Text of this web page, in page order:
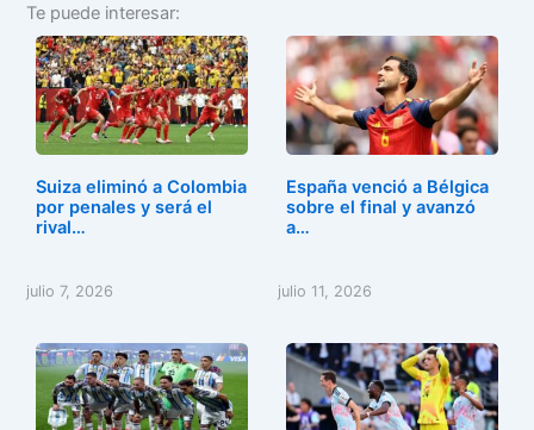
c
e
b
o
o
k
st
o
d
o
n
ai
l
m
p
ar
tir
Te puede interesar:
Suiza eliminó a Colombia
por penales y será el
rival…
julio 7, 2026
España venció a Bélgica
sobre el final y avanzó
a…
julio 11, 2026